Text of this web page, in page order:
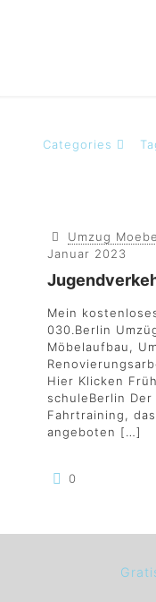
Categories
Umzug
Januar 2023
Mein
030.Berlin
Möbelaufbau,
Hier Klicken
schuleBerlin
Fahrtraining,
angeboten […]
0